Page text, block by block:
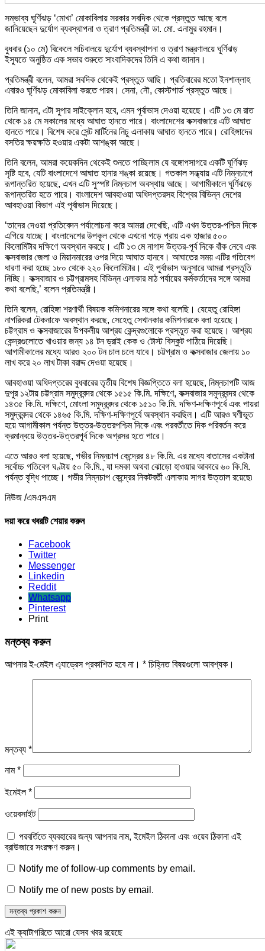
সম্ভাব্য ঘূর্ণিঝড় ‘মোখা’ মোকাবিলায় সরকার সবদিক থেকে প্রস্তুত আছে বলে
জানিয়েছেন দুর্যোগ ব্যবস্থাপনা ও ত্রাণ প্রতিমন্ত্রী ডা. মো. এনামুর রহমান।
বুধবার (১০ মে) বিকেলে সচিবালয়ে দুর্যোগ ব্যবস্থাপনা ও ত্রাণ মন্ত্রণালয়ে ঘূর্ণিঝড়
ইস্যুতে অনুষ্ঠিত এক সভার শুরুতে সাংবাদিকদের তিনি এ কথা জানান।
প্রতিমন্ত্রী বলেন, আমরা সবদিক থেকেই প্রস্তুত আছি। প্রতিবারের মতো ইনশাল্লাহ
এবারও ঘূর্ণিঝড় মোকাবিলা করতে পারব। সেনা, নৌ, কোস্টগার্ড প্রস্তুত আছে।
তিনি জানান, এটা সুপার সাইক্লোন হবে, এমন পূর্বাভাস দেওয়া হয়েছে। এটি ১৩ মে রাত
থেকে ১৪ মে সকালের মধ্যে আঘাত হানতে পারে। বাংলাদেশের কক্সবাজারে এটি আঘাত
হানতে পারে। বিশেষ করে সেন্ট মার্টিনের নিচু এলাকায় আঘাত হানতে পারে। রোহিঙ্গাদের
বসতির ক্ষয়ক্ষতি হওয়ার একটা আশঙ্কা আছে।
তিনি বলেন, আমরা কয়েকদিন থেকেই শুনতে পাচ্ছিলাম যে বঙ্গোপসাগরে একটি ঘূর্ণিঝড়
সৃষ্টি হবে, যেটি বাংলাদেশে আঘাত হানার শঙ্কা রয়েছে। গতকাল সন্ধ্যায় এটি নিম্নচাপে
রূপান্তরিত হয়েছে, এখন এটি সুস্পষ্ট নিম্নচাপ অবস্থায় আছে। আগামীকালে ঘূর্ণিঝড়ে
রূপান্তরিত হতে পারে। বাংলাদেশ আবহাওয়া অধিদপ্তরসহ বিশ্বের বিভিন্ন দেশের
আবহাওয়া বিভাগ এই পূর্বাভাস দিয়েছে।
‘তাদের দেওয়া প্রতিবেদন পর্যালোচনা করে আমরা দেখেছি, এটি এখন উত্তর-পশ্চিম দিকে
এগিয়ে যাচ্ছে। বাংলাদেশের উপকূল থেকে এখনো গড়ে প্রায় এক হাজার ৫০০
কিলোমিটার দক্ষিণে অবস্থান করছে। এটি ১৩ মে নাগাদ উত্তর-পূর্ব দিকে বাঁক নেবে এবং
কক্সবাজার জেলা ও মিয়ানমারের ওপর দিয়ে আঘাত হানবে। আঘাতের সময় এটির গতিবেগ
ধারণা করা হচ্ছে ১৮০ থেকে ২২০ কিলোমিটার। এই পূর্বাভাস অনুসারে আমরা প্রস্তুতি
নিচ্ছি। কক্সবাজার ও চট্টগ্রামসহ বিভিন্ন এলাকার মাঠ পর্যায়ের কর্মকর্তাদের সঙ্গে আমরা
কথা বলেছি,’ বলেন প্রতিমন্ত্রী।
তিনি বলেন, রোহিঙ্গা শরণার্থী বিষয়ক কমিশনারের সঙ্গে কথা বলেছি। যেহেতু রোহিঙ্গা
নাগরিকরা টেকনাফে অবস্থান করছে, সেহেতু সেখানকার কমিশনারকে বলা হয়েছে।
চট্টগ্রাম ও কক্সবাজারের উপকলীয় আশ্রয় কেন্দ্রগুলোকে প্রস্তুত করা হয়েছে। আশ্রয়
কেন্দ্রগুলোতে খাওয়ার জন্য ১৪ টন ড্রাই কেক ও টোস্ট বিস্কুট পাঠিয়ে দিয়েছি।
আগামীকালের মধ্যে আরও ২০০ টন চাল চলে যাবে। চট্টগ্রাম ও কক্সবাজার জেলায় ১০
লাখ করে ২০ লাখ টাকা বরাদ্দ দেওয়া হয়েছে।
আবহাওয়া অধিদপ্তরের বুধবারের তৃতীয় বিশেষ বিজ্ঞপ্তিতে বলা হয়েছে, নিম্নচাপটি আজ
দুপুর ১২টায় চট্টগ্রাম সমুদ্রবন্দর থেকে ১৫১৫ কি.মি. দক্ষিণে, কক্সবাজার সমুদ্রবন্দর থেকে
১৪৩৫ কি.মি. দক্ষিণে, মোংলা সমুদ্রবন্দর থেকে ১৫১০ কি.মি. দক্ষিণ-দক্ষিণপূর্বে এবং পায়রা
সমুদ্রবন্দর থেকে ১৪৬৫ কি.মি. দক্ষিণ-দক্ষিণপূর্বে অবস্থান করছিল। এটি আরও ঘণীভূত
হয়ে আগামীকাল পর্যন্ত উত্তর-উত্তরপশ্চিম দিকে এবং পরবর্তীতে দিক পরিবর্তন করে
ক্রমান্বয়ে উত্তর-উত্তরপূর্ব দিকে অগ্রসর হতে পারে।
এতে আরও বলা হয়েছে, গভীর নিম্নচাপ কেন্দ্রের ৪৮ কি.মি. এর মধ্যে বাতাসের একটানা
সর্বোচ্চ গতিবেগ ঘণ্টায় ৫০ কি.মি., যা দমকা অথবা ঝোড়ো হাওয়ার আকারে ৬০ কি.মি.
পর্যন্ত বৃদ্ধি পাচ্ছে। গভীর নিম্নচাপ কেন্দ্রের নিকটবর্তী এলাকায় সাগর উত্তাল রয়েছে৷
নিউজ /এমএসএম
দয়া করে খবরটি শেয়ার করুন
Facebook
Twitter
Messenger
Linkedin
Reddit
Whatsapp
Pinterest
Print
মন্তব্য করুন
আপনার ই-মেইল এ্যাড্রেস প্রকাশিত হবে না। * চিহ্নিত বিষয়গুলো আবশ্যক।
মন্তব্য *
নাম*
ইমেইল*
ওয়েবসাইট
পরবর্তিতে ব্যবহারের জন্য আপনার নাম, ইমেইল ঠিকানা এবং ওয়েব ঠিকানা এই
ব্রাউজারে সংরক্ষণ করুন।
Notify me of follow-up comments by email.
Notify me of new posts by email.
এই ক্যাটাগরিতে আরো যেসব খবর রয়েছে